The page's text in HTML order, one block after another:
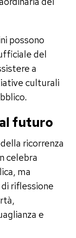
possono
del
a
culturali
futuro
ricorrenza
celebra
ma
riflessione
e